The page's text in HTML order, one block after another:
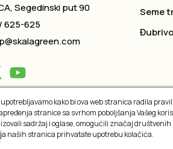
Segedinski put 90
625-625
Seme
rights reserved
kako bi ova web stranica radila
stranice sa svrhom poboljšanja Vašeg
sadržaj i oglase, omogućili značaj
naših stranica prihvatate upotrebu kolačića.